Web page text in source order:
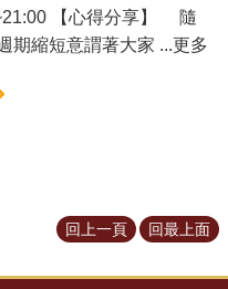
【心得分享】 隨
期縮短意謂著大家 ...更多
回上一頁 回最上面